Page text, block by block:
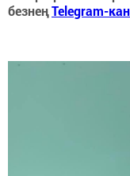
безнеңTelegram-